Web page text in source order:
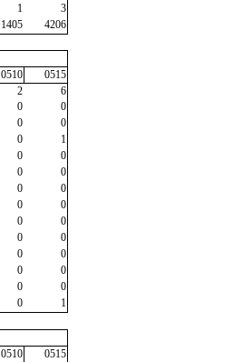
1
3
1405
4206
0510
0515
2
6
0
0
0
0
0
1
0
0
0
0
0
0
0
0
0
0
0
0
0
0
0
0
0
0
0
1
0510
0515